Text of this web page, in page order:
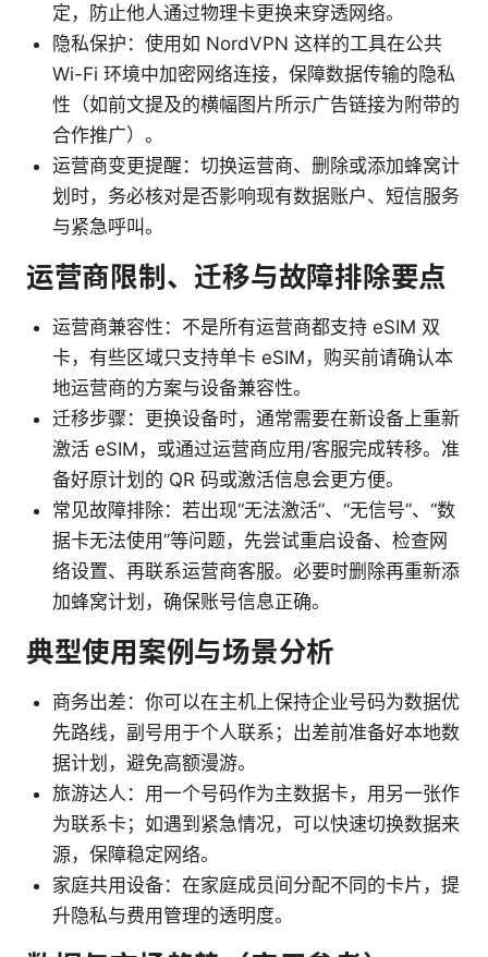
定，防止他人通过物理卡更换来穿透网络。
隐私保护：使用如 NordVPN 这样的工具在公共
Wi-Fi 环境中加密网络连接，保障数据传输的隐私
性（如前文提及的横幅图片所示广告链接为附带的
合作推广）。
运营商变更提醒：切换运营商、删除或添加蜂窝计
划时，务必核对是否影响现有数据账户、短信服务
与紧急呼叫。
运营商限制、迁移与故障排除要点
运营商兼容性：不是所有运营商都支持 eSIM 双
卡，有些区域只支持单卡 eSIM，购买前请确认本
地运营商的方案与设备兼容性。
迁移步骤：更换设备时，通常需要在新设备上重新
激活 eSIM，或通过运营商应用/客服完成转移。准
备好原计划的 QR 码或激活信息会更方便。
常见故障排除：若出现“无法激活”、“无信号”、“数
据卡无法使用”等问题，先尝试重启设备、检查网
络设置、再联系运营商客服。必要时删除再重新添
加蜂窝计划，确保账号信息正确。
典型使用案例与场景分析
商务出差：你可以在主机上保持企业号码为数据优
先路线，副号用于个人联系；出差前准备好本地数
据计划，避免高额漫游。
旅游达人：用一个号码作为主数据卡，用另一张作
为联系卡；如遇到紧急情况，可以快速切换数据来
源，保障稳定网络。
家庭共用设备：在家庭成员间分配不同的卡片，提
升隐私与费用管理的透明度。